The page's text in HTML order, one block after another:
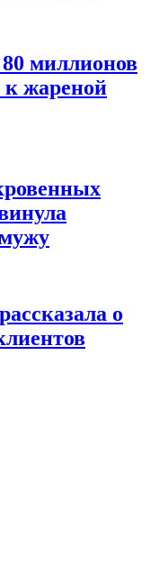
миллионов
к жареной
о